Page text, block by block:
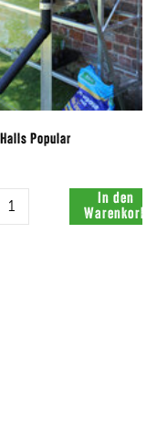
Popular
Menge:
In den
Warenkorb